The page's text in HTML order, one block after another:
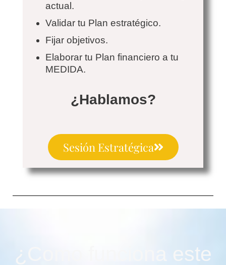
actual.
Validar tu Plan estratégico.
Fijar objetivos.
Elaborar tu Plan financiero a tu
MEDIDA.
¿Hablamos?
Sesión Estratégica
¿Como funciona este